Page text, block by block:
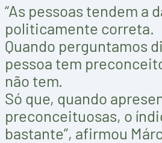
“As pessoas tendem a
politicamente correta.
Quando perguntamos
pessoa tem
não tem.
Só que, quando
preconceituosas, o
bastante”, afirmou